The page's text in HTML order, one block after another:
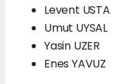
Levent USTA
Umut UYSAL
Yasin UZER
Enes YAVUZ